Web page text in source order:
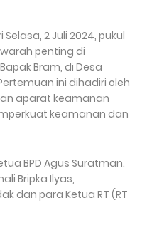
2 Juli 2024, pukul
penting di
Bram, di Desa
ini dihadiri oleh
aparat keamanan
keamanan dan
BPD Agus Suratman.
Bripka Ilyas,
dan para Ketua RT (RT